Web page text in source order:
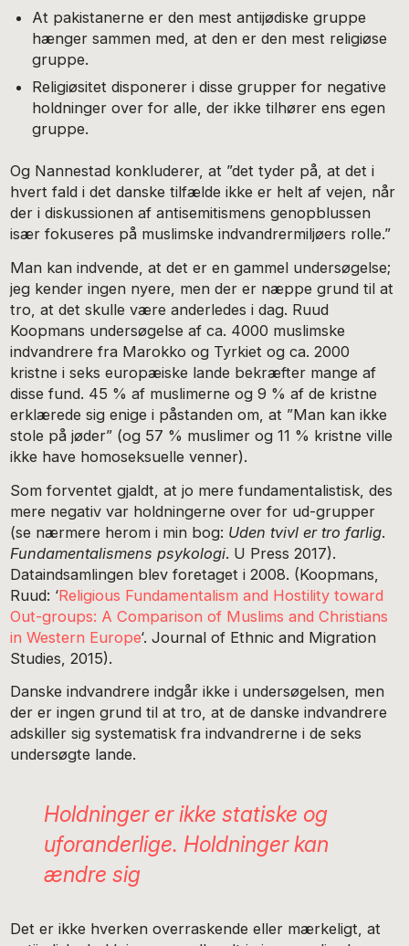
At pakistanerne er den mest antijødiske gruppe
hænger sammen med, at den er den mest religiøse
gruppe.
Religiøsitet disponerer i disse grupper for negative
holdninger over for alle, der ikke tilhører ens egen
gruppe.
Og Nannestad konkluderer, at ”det tyder på, at det i
hvert fald i det danske tilfælde ikke er helt af vejen, når
der i diskussionen af antisemitismens genopblussen
især fokuseres på muslimske indvandrermiljøers rolle.”
Man kan indvende, at det er en gammel undersøgelse;
jeg kender ingen nyere, men der er næppe grund til at
tro, at det skulle være anderledes i dag. Ruud
Koopmans undersøgelse af ca. 4000 muslimske
indvandrere fra Marokko og Tyrkiet og ca. 2000
kristne i seks europæiske lande bekræfter mange af
disse fund. 45 % af muslimerne og 9 % af de kristne
erklærede sig enige i påstanden om, at ”Man kan ikke
stole på jøder” (og 57 % muslimer og 11 % kristne ville
ikke have homoseksuelle venner).
Som forventet gjaldt, at jo mere fundamentalistisk, des
mere negativ var holdningerne over for ud-grupper
(se nærmere herom i min bog: Uden tvivl er tro farlig.
Fundamentalismens psykologi. U Press 2017).
Dataindsamlingen blev foretaget i 2008. (Koopmans,
Ruud: ‘Religious Fundamentalism and Hostility toward
Out-groups: A Comparison of Muslims and Christians
in Western Europe‘. Journal of Ethnic and Migration
Studies, 2015).
Danske indvandrere indgår ikke i undersøgelsen, men
der er ingen grund til at tro, at de danske indvandrere
adskiller sig systematisk fra indvandrerne i de seks
undersøgte lande.
Holdninger er ikke statiske og
uforanderlige. Holdninger kan
ændre sig
Det er ikke hverken overraskende eller mærkeligt, at